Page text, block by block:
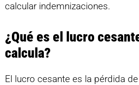
calcular indemnizaciones.
¿Qué es el lucro
calcula?
El lucro cesante es la pérdida